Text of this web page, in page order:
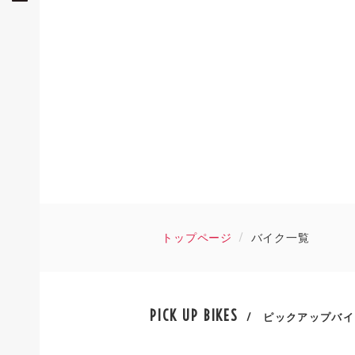
トップページ バイク一覧
PICK UP BIKES / ピックアップバ